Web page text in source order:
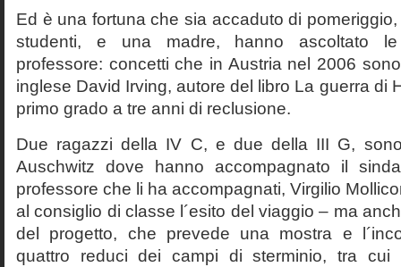
Ed è una fortuna che sia accaduto di
studenti, e una madre, hanno ascoltato le
professore: concetti che in Austria nel 2006
inglese David Irving, autore del libro La guerra di
primo grado a tre anni di reclusione.
Due ragazzi della IV C, e due della III G,
Auschwitz dove hanno accompagnato il
professore che li ha accompagnati, Virgilio
al consiglio di classe l´esito del viaggio – ma
del progetto, che prevede una mostra e
quattro reduci dei campi di sterminio, tra cui